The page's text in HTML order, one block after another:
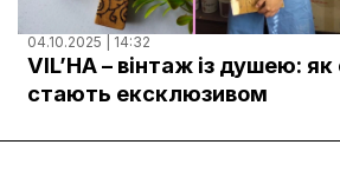
04.10.2025 | 14:32
VIL’HA – вінтаж із душею: як
стають ексклюзивом